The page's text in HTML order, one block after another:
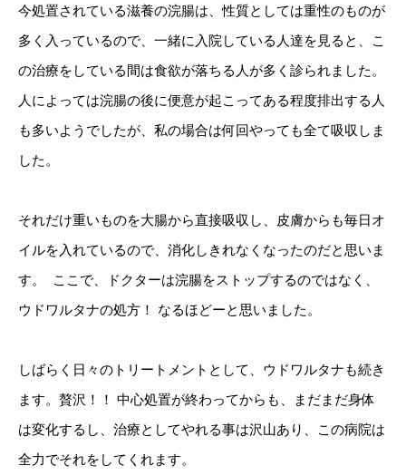
今処置されている滋養の浣腸は、性質としては重性のものが
多く入っているので、一緒に入院している人達を見ると、こ
の治療をしている間は食欲が落ちる人が多く診られました。
人によっては浣腸の後に便意が起こってある程度排出する人
も多いようでしたが、私の場合は何回やっても全て吸収しま
した。
それだけ重いものを大腸から直接吸収し、皮膚からも毎日オ
イルを入れているので、消化しきれなくなったのだと思いま
す。 ⁡ ここで、ドクターは浣腸をストップするのではなく、
ウドワルタナの処方！ なるほどーと思いました。
しばらく日々のトリートメントとして、ウドワルタナも続き
ます。贅沢！！ 中心処置が終わってからも、まだまだ身体
は変化するし、治療としてやれる事は沢山あり、この病院は
全力でそれをしてくれます。